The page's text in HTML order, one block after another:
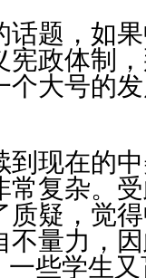
话题，如
宪政体制
个大号的
到现在的
常复杂。
质疑，觉
不量力，
一些学生